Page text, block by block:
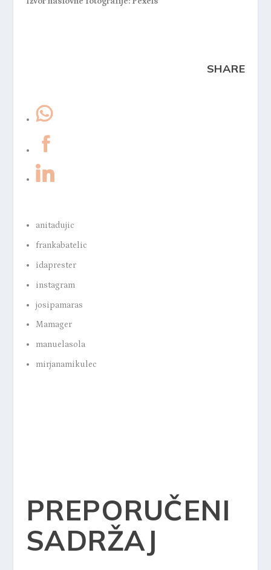
SHARE
anitadujic
frankabatelic
idaprester
instagram
josipamaras
Mamager
manuelasola
mirjanamikulec
PREPORUČENI
SADRŽAJ